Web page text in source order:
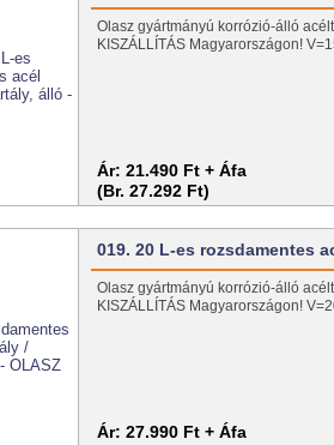
Olasz gyártmányú korrózió-álló
KISZÁLLÍTÁS Magyarországon!
Ár: 21.490 Ft + Áfa
(Br. 27.292 Ft)
019. 20 L-es rozsdamentes
Olasz gyártmányú korrózió-álló
KISZÁLLÍTÁS Magyarországon!
Ár: 27.990 Ft + Áfa